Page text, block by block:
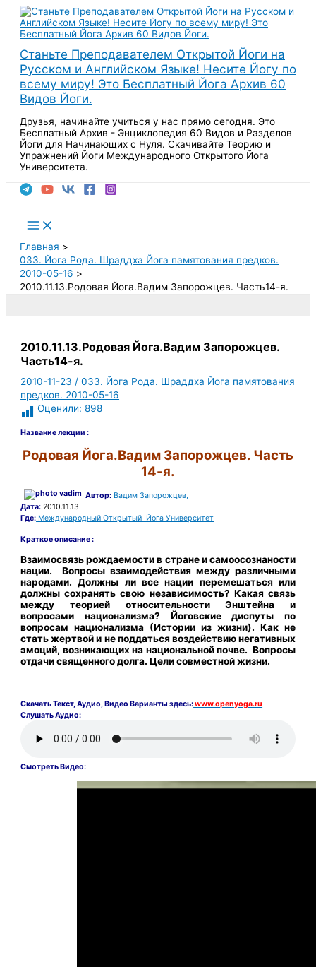
Перейти
содержимому
Станьте Преподавателем Открытой Йоги на
Русском и Английском Языке! Несите Йогу по
всему миру! Это Бесплатный Йога Архив 60
Видов Йоги.
Друзья, начинайте учиться у нас прямо сегодня. Это
Бесплатный Архив - Энциклопедия 60 Видов и Разделов
Йоги для Начинающих с Нуля. Скачивайте Теорию и
Упражнений Йоги Международного Открытого Йога
Университета.
Main
Menu
Главная
033. Йога Рода. Шраддха Йога памятования предков.
2010-05-16
2010.11.13.Родовая Йога.Вадим Запорожцев. Часть14-я.
2010.11.13.Родовая Йога.Вадим Запорожцев.
Часть14-я.
2010-11-23/033. Йога Рода. Шраддха Йога памятования
предков. 2010-05-16
Оценили: 898
Название лекции :
Родовая Йога.Вадим Запорожцев. Часть
14-я.
Автор: Вадим Запорожцев,
Дата: 2010.11.13.
Где: Международный Открытый Йога Университет
Краткое описание :
Взаимосвязь рождаемости в стране и самоосознаности
нации. Вопросы взаимодействия между различными
народами. Должны ли все нации перемешаться или
должны сохранять свою независимость? Какая связь
между теорией относительности Энштейна и
вопросами национализма? Йоговские диспуты по
вопросам национализма (Истории из жизни). Как не
стать жертвой и не поддаться воздействию негативных
эмоций, возникающих на национальной почве. Вопросы
отдачи священного долга. Цели совместной жизни.
СкачатьТекст,Аудио, Видео Варианты здесь:www.openyoga.ru
Слушать Аудио:
Смотреть Видео: